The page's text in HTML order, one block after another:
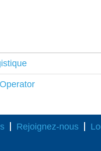
Rejoignez-nous